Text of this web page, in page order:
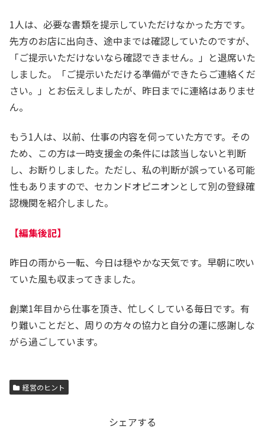
1人は、必要な書類を提示していただけなかった方です。
先方のお店に出向き、途中までは確認していたのですが、
「ご提示いただけないなら確認できません。」と退席いた
しました。「ご提示いただける準備ができたらご連絡くだ
さい。」とお伝えしましたが、昨日までに連絡はありませ
ん。
もう1人は、以前、仕事の内容を伺っていた方です。その
ため、この方は一時支援金の条件には該当しないと判断
し、お断りしました。ただし、私の判断が誤っている可能
性もありますので、セカンドオピニオンとして別の登録確
認機関を紹介しました。
【編集後記】
昨日の雨から一転、今日は穏やかな天気です。早朝に吹い
ていた風も収まってきました。
創業1年目から仕事を頂き、忙しくしている毎日です。有
り難いことだと、周りの方々の協力と自分の運に感謝しな
がら過ごしています。
経営のヒント
シェアする